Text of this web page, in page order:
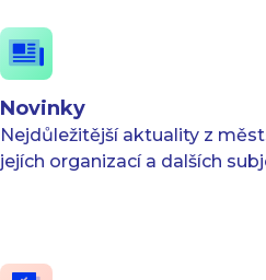
Novinky
Nejdůležitější aktuality z
jejích organizací a dalších